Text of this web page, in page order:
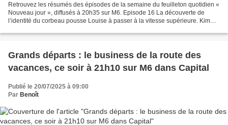
Retrouvez les résumés des épisodes de la semaine du feuilleton quotidien «
Nouveau jour », diffusés à 20h35 sur M6. Episode 16 La découverte de
l’identité du corbeau pousse Louise à passer à la vitesse supérieure. Kim
Grands départs : le business de la route des
vacances, ce soir à 21h10 sur M6 dans Capital
Publié le 20/07/2025 à 09:00
Par Benoît